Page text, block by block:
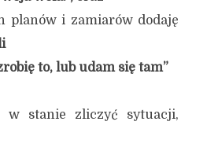
planów i zamiarów dodaję
to, lub udam się tam”
w stanie zliczyć sytuacji,